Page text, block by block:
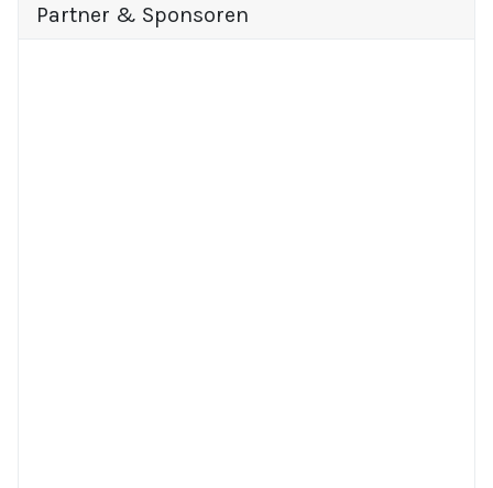
Partner & Sponsoren